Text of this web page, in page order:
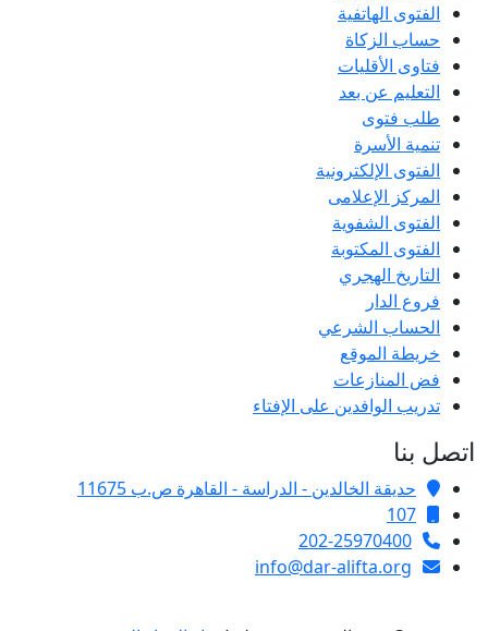
الفتوى الهاتفية
حساب الزكاة
فتاوى الأقليات
التعليم عن بعد
طلب فتوى
تنمية الأسرة
الفتوى الإلكترونية
المركز الإعلامى
الفتوى الشفوية
الفتوى المكتوبة
التاريخ الهجري
فروع الدار
الحساب الشرعي
خريطة الموقع
فض المنازعات
تدريب الوافدين على الإفتاء
اتصل بنا
حديقة الخالدين - الدراسة - القاهرة ص.ب 11675
107
202-25970400
info@dar-alifta.org